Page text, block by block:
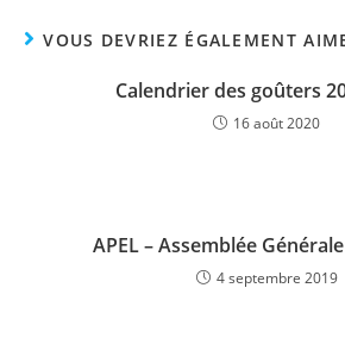
VOUS DEVRIEZ ÉGALEMENT
Calendrier des goûters
16 août 2020
APEL – Assemblée
4 septembre 2019